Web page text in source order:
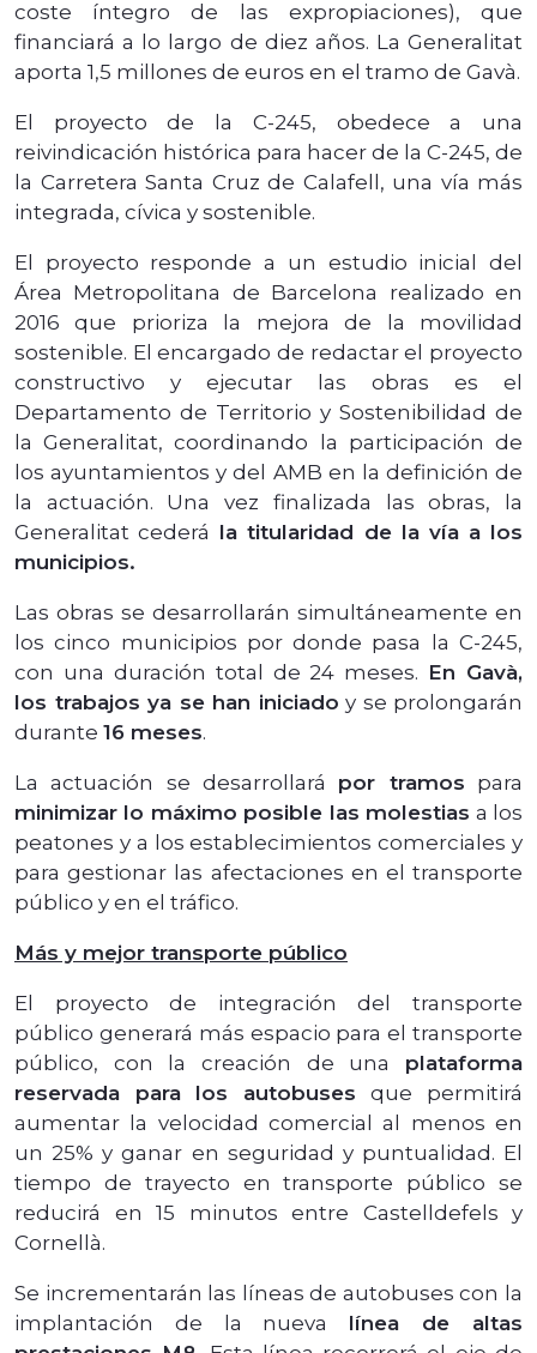
coste íntegro de las expropiaciones), que
financiará a lo largo de diez años. La Generalitat
aporta 1,5 millones de euros en el tramo de Gavà.
El proyecto de la C-245, obedece a una
reivindicación histórica para hacer de la C-245, de
la Carretera Santa Cruz de Calafell, una vía más
integrada, cívica y sostenible.
El proyecto responde a un estudio inicial del
Área Metropolitana de Barcelona realizado en
2016 que prioriza la mejora de la movilidad
sostenible. El encargado de redactar el proyecto
constructivo y ejecutar las obras es el
Departamento de Territorio y Sostenibilidad de
la Generalitat, coordinando la participación de
los ayuntamientos y del AMB en la definición de
la actuación. Una vez finalizada las obras, la
Generalitat cederá la titularidad de la vía a los
municipios.
Las obras se desarrollarán simultáneamente en
los cinco municipios por donde pasa la C-245,
con una duración total de 24 meses. En Gavà,
los trabajos ya se han iniciado y se prolongarán
durante 16 meses.
La actuación se desarrollará por tramos para
minimizar lo máximo posible las molestias a los
peatones y a los establecimientos comerciales y
para gestionar las afectaciones en el transporte
público y en el tráfico.
Más y mejor transporte público
El proyecto de integración del transporte
público generará más espacio para el transporte
público, con la creación de una plataforma
reservada para los autobusesque permitirá
aumentar la velocidad comercial al menos en
un 25% y ganar en seguridad y puntualidad. El
tiempo de trayecto en transporte público se
reducirá en 15 minutos entre Castelldefels y
Cornellà.
Se incrementarán las líneas de autobuses con la
implantación de la nueva línea de altas